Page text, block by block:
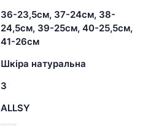
36-23,5см, 37-24см, 38-
24,5см, 39-25см, 40-25,5см,
41-26см
Шкіра натуральна
3
ALLSY